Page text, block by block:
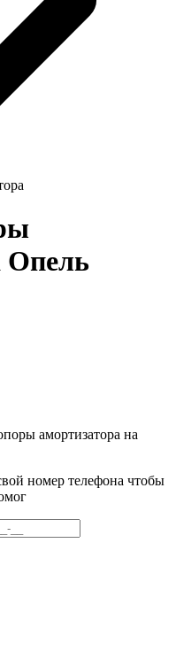
Опель
амортизатора на
номер телефона чтобы